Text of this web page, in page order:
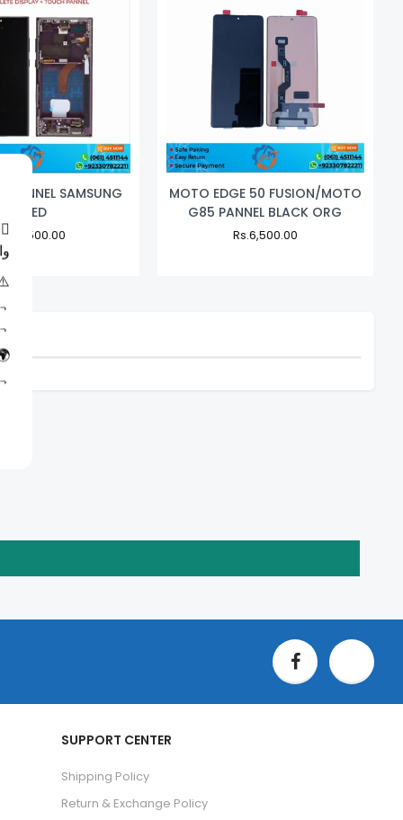
PANNEL SAMSUNG
OLED
MOTO EDGE 50 FUSION/MOTO
G85 PANNEL BLACK ORG
Regular
Rs.6,500.00
SUPPORT CENTER
Shipping Policy
Return & Exchange Policy